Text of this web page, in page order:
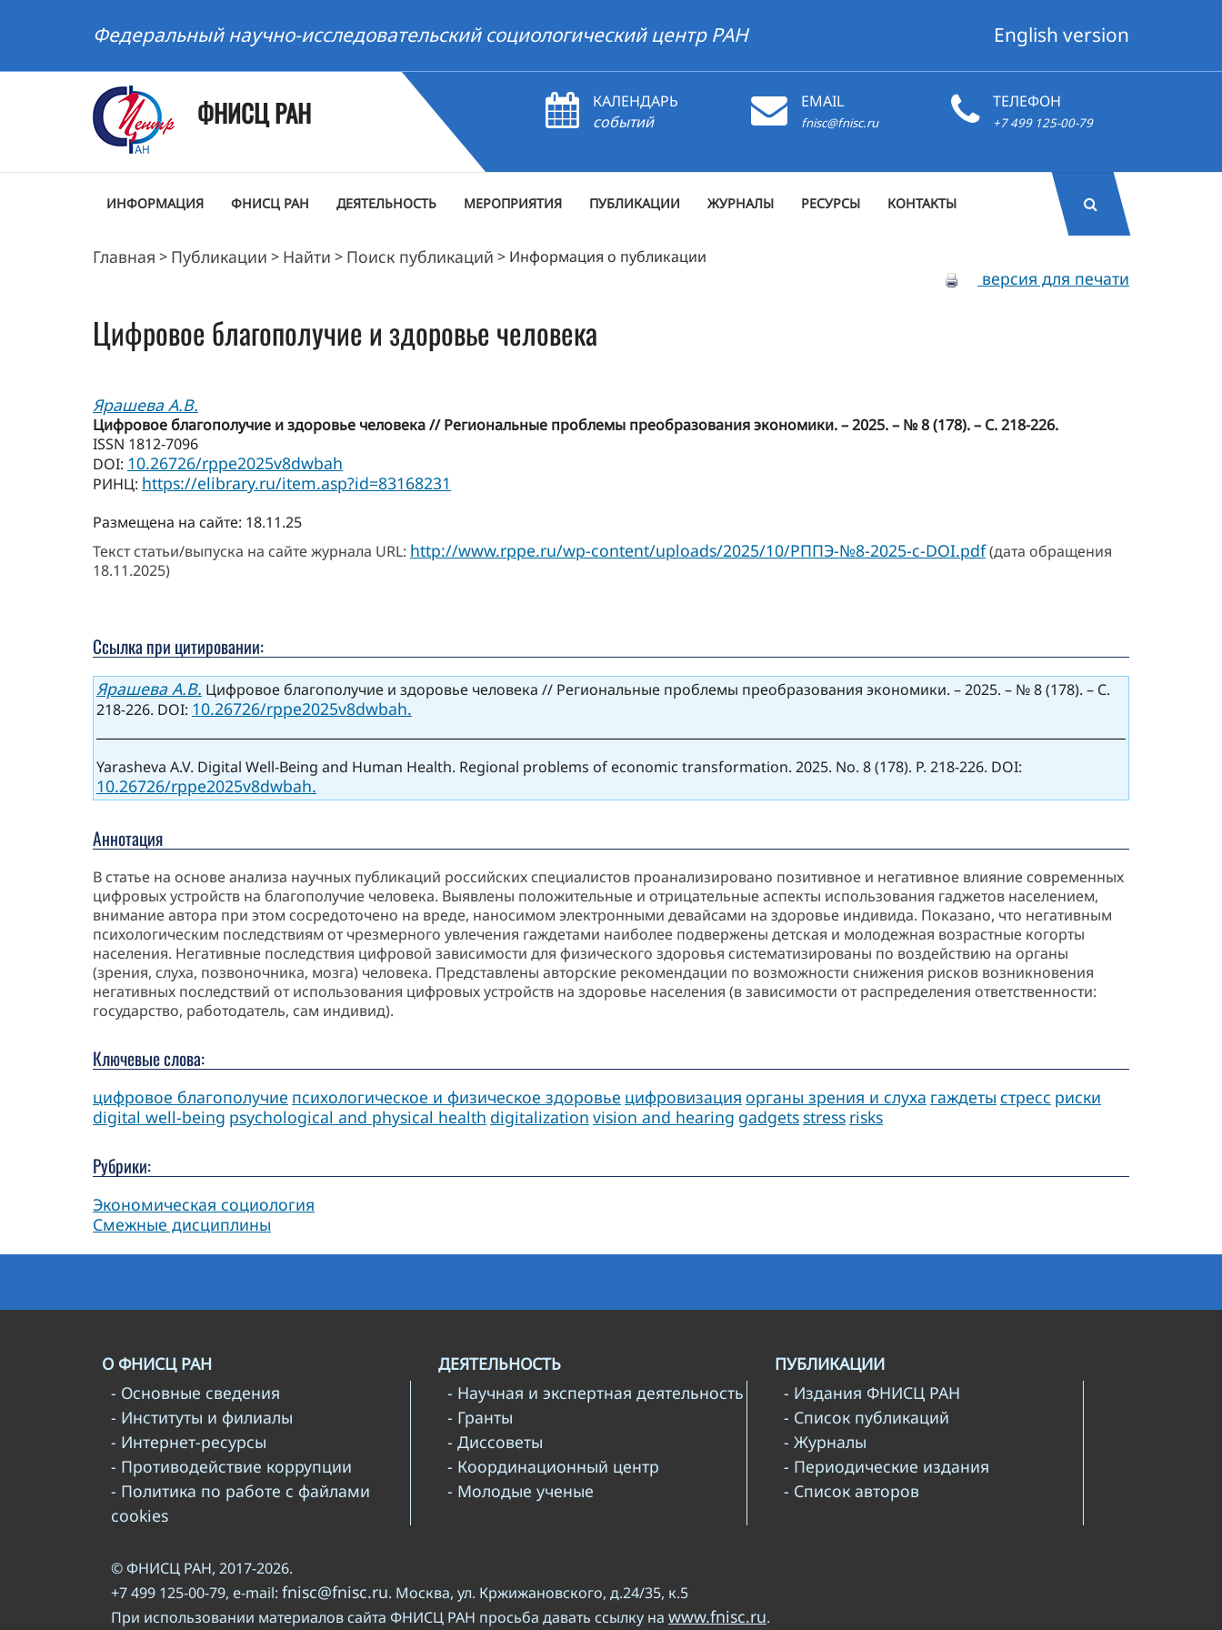
Федеральный научно-исследовательский социологический центр РАН English version
ФНИСЦ РАН
КАЛЕНДАРЬ
событий
EMAIL
fnisc@fnisc.ru
ТЕЛЕФОН
+7 499 125-00-79
ИНФОРМАЦИЯ ФНИСЦ РАН ДЕЯТЕЛЬНОСТЬ МЕРОПРИЯТИЯ ПУБЛИКАЦИИ ЖУРНАЛЫ РЕСУРСЫ КОНТАКТЫ
Главная > Публикации > Найти > Поиск публикаций > Информация о публикации
версия для печати
Цифровое благополучие и здоровье человека
Ярашева А.В.
Цифровое благополучие и здоровье человека // Региональные проблемы преобразования экономики. – 2025. – № 8 (178). – С. 218-226.
ISSN 1812-7096
DOI: 10.26726/rppe2025v8dwbah
РИНЦ: https://elibrary.ru/item.asp?id=83168231
Размещена на сайте: 18.11.25
Текст статьи/выпуска на сайте журнала URL: http://www.rppe.ru/wp-content/uploads/2025/10/РППЭ-№8-2025-с-DOI.pdf(дата обращения
18.11.2025)
Ссылка при цитировании:
Ярашева А.В. Цифровое благополучие и здоровье человека // Региональные проблемы преобразования экономики. – 2025. – № 8 (178). – С.
218-226. DOI: 10.26726/rppe2025v8dwbah.
Yarasheva A.V. Digital Well-Being and Human Health. Regional problems of economic transformation. 2025. No. 8 (178). P. 218-226. DOI:
10.26726/rppe2025v8dwbah.
Аннотация
В статье на основе анализа научных публикаций российских специалистов проанализировано позитивное и негативное влияние современных
цифровых устройств на благополучие человека. Выявлены положительные и отрицательные аспекты использования гаджетов населением,
внимание автора при этом сосредоточено на вреде, наносимом электронными девайсами на здоровье индивида. Показано, что негативным
психологическим последствиям от чрезмерного увлечения гаждетами наиболее подвержены детская и молодежная возрастные когорты
населения. Негативные последствия цифровой зависимости для физического здоровья систематизированы по воздействию на органы
(зрения, слуха, позвоночника, мозга) человека. Представлены авторские рекомендации по возможности снижения рисков возникновения
негативных последствий от использования цифровых устройств на здоровье населения (в зависимости от распределения ответственности:
государство, работодатель, сам индивид).
Ключевые слова:
цифровое благополучие психологическое и физическое здоровье цифровизация органы зрения и слуха гаждеты стресс риски
digital well-being psychological and physical health digitalization vision and hearing gadgets stress risks
Рубрики:
Экономическая социология
Смежные дисциплины
О ФНИСЦ РАН
- Основные сведения
- Институты и филиалы
- Интернет-ресурсы
- Противодействие коррупции
- Политика по работе с файлами
cookies
ДЕЯТЕЛЬНОСТЬ
- Научная и экспертная деятельность
- Гранты
- Диссоветы
- Координационный центр
- Молодые ученые
ПУБЛИКАЦИИ
- Издания ФНИСЦ РАН
- Список публикаций
- Журналы
- Периодические издания
- Список авторов
© ФНИСЦ РАН, 2017-2026.
+7 499 125-00-79, e-mail: fnisc@fnisc.ru. Москва, ул. Кржижановского, д.24/35, к.5
При использовании материалов сайта ФНИСЦ РАН просьба давать ссылку на www.fnisc.ru.